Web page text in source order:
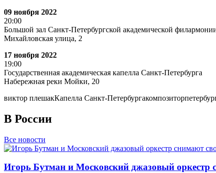
09 ноября 2022
20:00
Большой зал Санкт-Петербургской академической
Михайловская улица, 2
17 ноября 2022
19:00
Государственная академическая капелла Санкт-Петербурга
Набережная реки Мойки, 20
виктор плешакКапелла Санкт-Петербургакомпозитор
В России
Все новости
Игорь Бутман и Московский джазовый оркестр